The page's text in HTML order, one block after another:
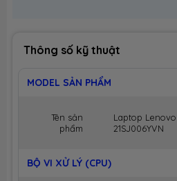
Thông số kỹ thuật
MODEL SẢN PHẨM
Tên sản
phẩm
Laptop
21SJ006YVN
BỘ VI XỬ LÝ (CPU)